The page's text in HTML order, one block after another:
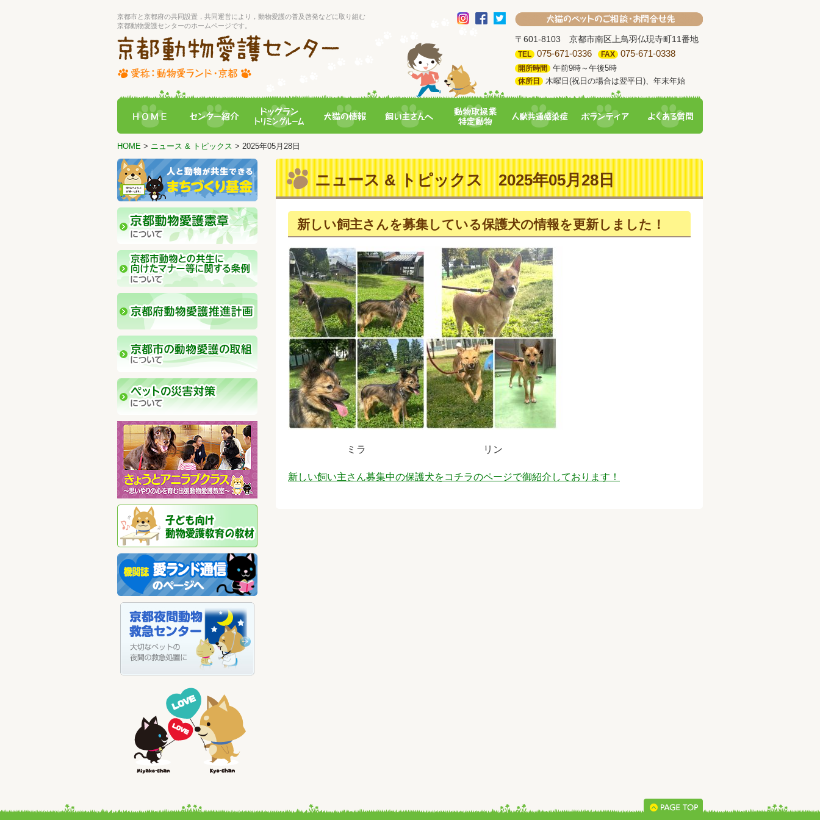
京都市と京都府の共同設置，共同運営により，動物愛護の普及啓発などに取り組む
京都動物愛護センターのホームページです。
〒601-8103 京都市南区上鳥羽仏現寺町11番地
TEL 075-671-0336 FAX 075-671-0338
開所時間 午前9時～午後5時
休所日 木曜日(祝日の場合は翌平日)、年末年始
HOME > ニュース & トピックス > 2025年05月28日
ニュース & トピックス 2025年05月28日
新しい飼主さんを募集している保護犬の情報を更新しました！
ミラ リン
新しい飼い主さん募集中の保護犬をコチラのページで御紹介しております！